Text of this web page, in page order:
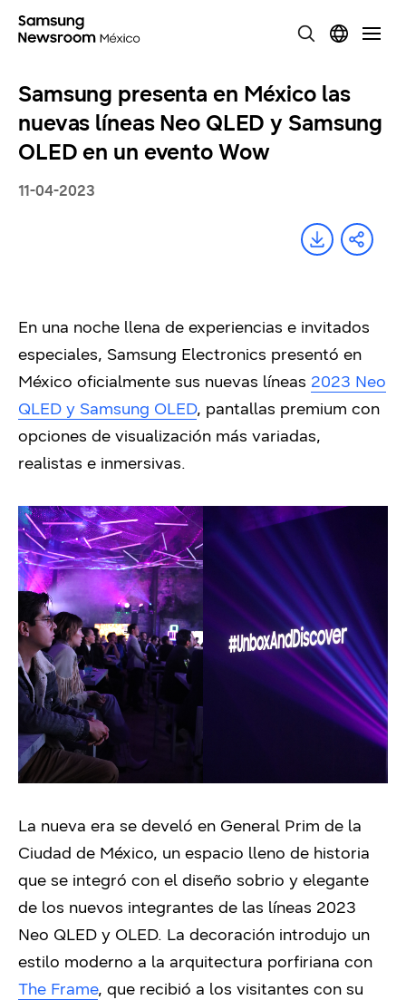
Samsung presenta en México las
nuevas líneas Neo QLED y Samsung
OLED en un evento Wow
11-04-2023
En una noche llena de experiencias e invitados
especiales, Samsung Electronics presentó en
México oficialmente sus nuevas líneas 2023 Neo
QLED y Samsung OLED, pantallas premium con
opciones de visualización más variadas,
realistas e inmersivas.
La nueva era se develó en General Prim de la
Ciudad de México, un espacio lleno de historia
que se integró con el diseño sobrio y elegante
de los nuevos integrantes de las líneas 2023
Neo QLED y OLED. La decoración introdujo un
estilo moderno a la arquitectura porfiriana con
The Frame, que recibió a los visitantes con su